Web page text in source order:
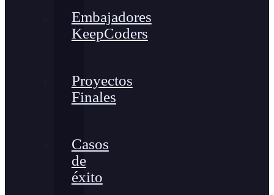
Embajadores
KeepCoders
Proyectos
Finales
Casos
de
éxito